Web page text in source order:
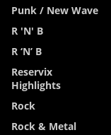
Punk / New Wave
R 'n' B
R ‘n’ B
Reservix
Highlights
Rock
Rock & Metal